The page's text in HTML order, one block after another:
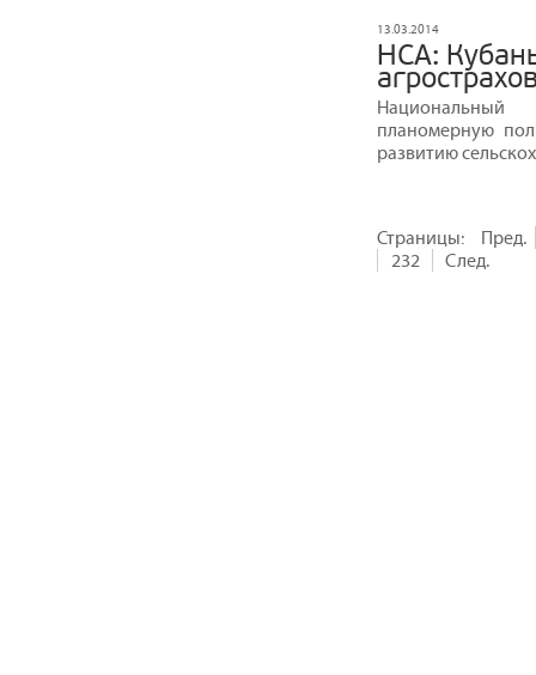
13.03.2014
НСА:
Национальный
планомерную
развитию
Страницы:
Пред.
232
След.